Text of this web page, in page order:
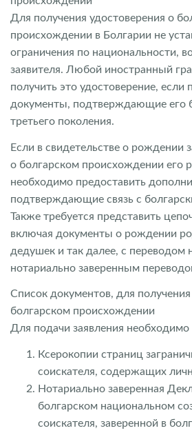
Для получения удостоверения о
происхождении в Болгарии не
ограничения по национальности,
заявителя. Любой иностранный
получить это удостоверение, если
документы, подтверждающие его
третьего поколения.
Если в свидетельстве о рождении
о болгарском происхождении его
необходимо предоставить
подтверждающие связь с
Также требуется представить
включая документы о рождении
дедушек и так далее, с переводом
нотариально заверенным
Список документов, для
болгарском происхождении
Для подачи заявления необходимо
Ксерокопии страниц
соискателя, содержащих
Нотариально заверенная
болгарском национальном
соискателя, заверенной в